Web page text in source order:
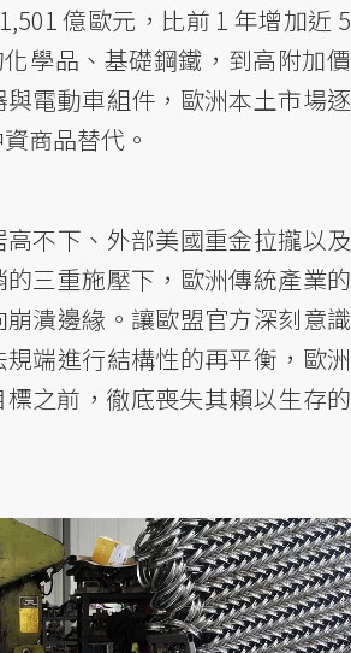
億歐元，比前 1 年增加近 5
學品、基礎鋼鐵，到高附加價
電動車組件，歐洲本土市場逐
商品替代。
不下、外部美國重金拉攏以及
三重施壓下，歐洲傳統產業的
潰邊緣。讓歐盟官方深刻意識
端進行結構性的再平衡，歐洲
標之前，徹底喪失其賴以生存的